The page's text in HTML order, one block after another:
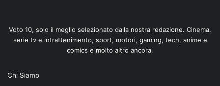
Voto 10, solo il meglio selezionato dalla nostra redazione. Cinema,
serie tv e intrattenimento, sport, motori, gaming, tech, anime e
comics e molto altro ancora.
Chi Siamo